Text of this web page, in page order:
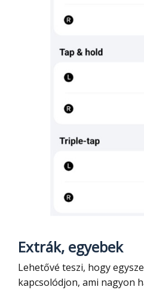
Extrák, egyebek
Lehetővé teszi, hogy egyszerre két eszközhöz
kapcsolódjon, ami nagyon